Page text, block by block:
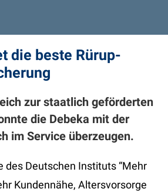
die beste Rürup-
zur staatlich geförderten
die Debeka mit der
im Service überzeugen.
des Deutschen Instituts “Mehr
Kundennähe, Altersvorsorge